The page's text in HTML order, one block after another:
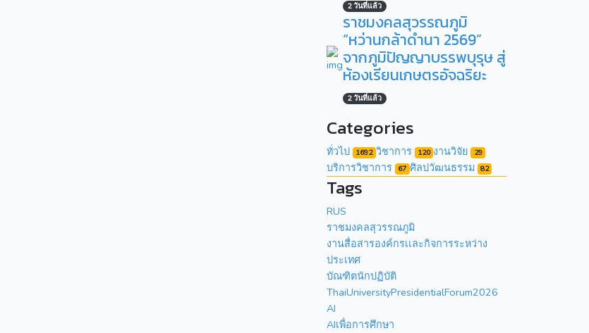
2 วันที่แล้ว
ราชมงคลสุวรรณภูมิ
“หว่านกล้าดำนา 2569”
จากภูมิปัญญาบรรพบุรุษ สู่
ห้องเรียนเกษตรอัจฉริยะ
2 วันที่แล้ว
Categories
ทั่วไป 1692 วิชาการ 120 งานวิจัย 29
บริการวิชาการ 67 ศิลปวัฒนธรรม 82
Tags
RUS
ราชมงคลสุวรรณภูมิ
งานสื่อสารองค์กรเเละกิจการระหว่าง
ประเทศ
บัณฑิตนักปฏิบัติ
ThaiUniversityPresidentialForum2026
AI
AIเพื่อการศึกษา